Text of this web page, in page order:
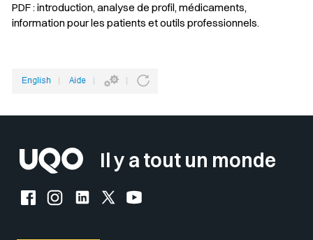
PDF : introduction, analyse de profil, médicaments,
information pour les patients et outils professionnels.
Il y a tout un monde
Facebook de l'UQO
Instagram de l'UQO
LinkedIn de l'UQO
X (Twitter) de l'UQO
YouTube de l'UQO